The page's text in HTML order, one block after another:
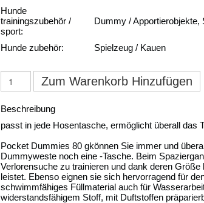
Hunde
trainingszubehör /
sport:
Dummy / Apportierobjekte,
Hunde zubehör: Spielzeug / Kauen
Zum Warenkorb Hinzufügen
Beschreibung
passt in jede Hosentasche, ermöglicht überall das
Pocket Dummies 80 gkönnen Sie immer und
Dummyweste noch eine -Tasche. Beim
Verlorensuche zu trainieren und dank deren
leistet. Ebenso eignen sie sich hervorragend für
schwimmfähiges Füllmaterial auch für
widerstandsfähigem Stoff, mit Duftstoffen